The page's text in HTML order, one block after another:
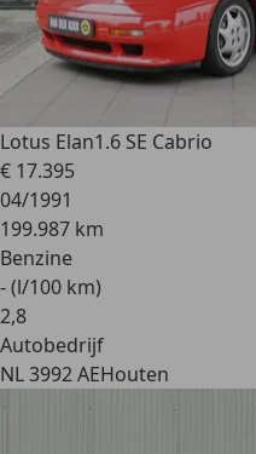
Lotus Elan1.6 SE Cabrio
€ 17.395
04/1991
199.987 km
Benzine
- (l/100 km)
2,8
Autobedrijf
NL 3992 AEHouten